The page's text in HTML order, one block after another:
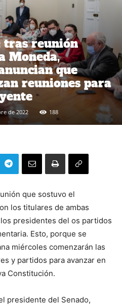
tras reunión
Moneda,
que
reuniones para
de 2022 188
que sostuvo el
los titulares de ambas
presidentes del os partidos
Esto, porque se
miércoles comenzarán las
y partidos para avanzar en
Constitución.
presidente del Senado,